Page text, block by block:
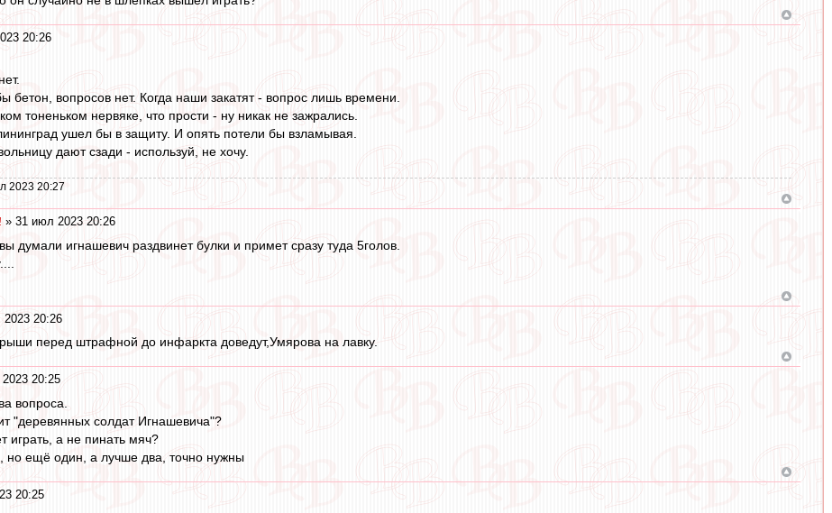
20:26
бетон, вопросов нет. Когда наши закатят - вопрос лишь времени.
тоненьком нервяке, что прости - ну никак не зажрались.
ушел бы в защиту. И опять потели бы взламывая.
дают сзади - используй, не хочу.
2023 20:27
» 31 июл 2023 20:26
думали игнашевич раздвинет булки и примет сразу туда 5голов.
20:26
перед штрафной до инфаркта доведут,Умярова на лавку.
20:25
вопроса.
"деревянных солдат Игнашевича"?
играть, а не пинать мяч?
но ещё один, а лучше два, точно нужны
20:25